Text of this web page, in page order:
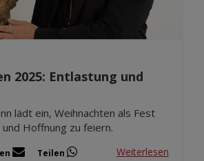
2025: Entlastung und
lädt ein, Weihnachten als Fest
Hoffnung zu feiern.
Teilen Weiterlesen